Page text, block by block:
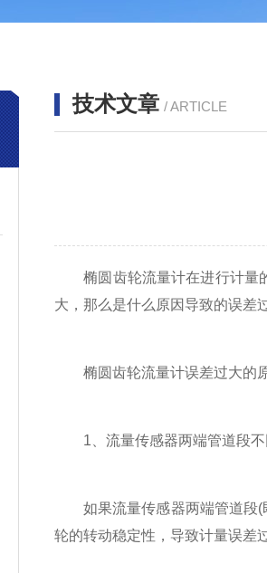
技术文章 / ARTICLE
椭圆齿轮流量计在进行计量的
大，那么是什么原因导致的误差
椭圆齿轮流量计误差过大的原
1、流量传感器两端管道段不
如果流量传感器两端管道段(
轮的转动稳定性，导致计量误差